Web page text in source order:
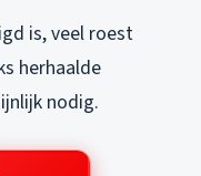
is, veel roest
herhaalde
nodig.